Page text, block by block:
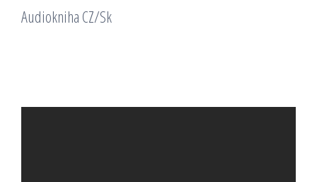
Audiokniha CZ/Sk